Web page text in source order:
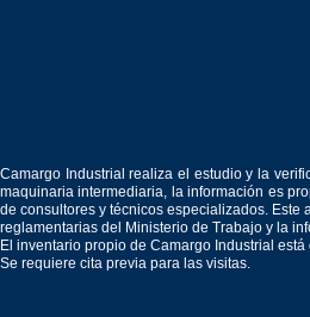
Camargo Industrial realiza el estudio y la
maquinaria intermediaria, la información es
de consultores y técnicos especializados.
reglamentarias del Ministerio de Trabajo y la
El inventario propio de Camargo Industrial
Se requiere cita previa para las visitas.